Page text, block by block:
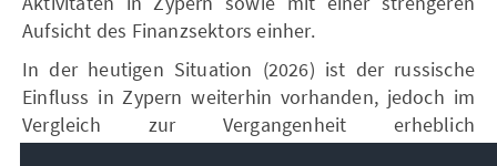
Aufsicht des Finanzsektors einher.
In der heutigen Situation (2026) ist der russische
Einfluss in Zypern weiterhin vorhanden, jedoch im
Vergleich zur Vergangenheit erheblich